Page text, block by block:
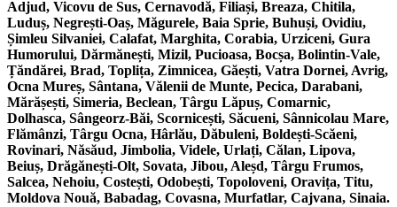
Adjud, Vicovu de Sus, Cernavodă, Filiași, Breaza, Chitila,
Luduș, Negrești-Oaș, Măgurele, Baia Sprie, Buhuși, Ovidiu,
Șimleu Silvaniei, Calafat, Marghita, Corabia, Urziceni, Gura
Humorului, Dărmănești, Mizil, Pucioasa, Bocșa, Bolintin-Vale,
Țăndărei, Brad, Toplița, Zimnicea, Găești, Vatra Dornei, Avrig,
Ocna Mureș, Sântana, Vălenii de Munte, Pecica, Darabani,
Mărășești, Simeria, Beclean, Târgu Lăpuș, Comarnic,
Dolhasca, Sângeorz-Băi, Scornicești, Săcueni, Sânnicolau Mare,
Flămânzi, Târgu Ocna, Hârlău, Dăbuleni, Boldești-Scăeni,
Rovinari, Năsăud, Jimbolia, Videle, Urlați, Călan, Lipova,
Beiuș, Drăgănești-Olt, Sovata, Jibou, Aleșd, Târgu Frumos,
Salcea, Nehoiu, Costești, Odobești, Topoloveni, Oravița, Titu,
Moldova Nouă, Babadag, Covasna, Murfatlar, Cajvana, Sinaia.